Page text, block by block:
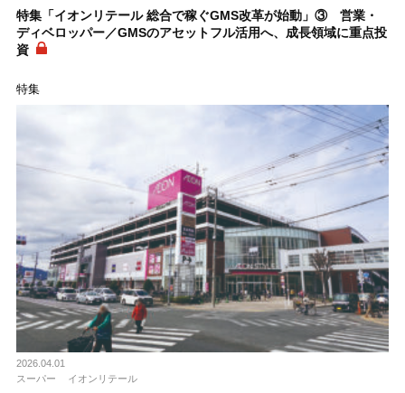
特集「イオンリテール 総合で稼ぐGMS改革が始動」③ 営業・
ディベロッパー／GMSのアセットフル活用へ、成長領域に重点投
資
特集
2026.04.01
スーパー
イオンリテール